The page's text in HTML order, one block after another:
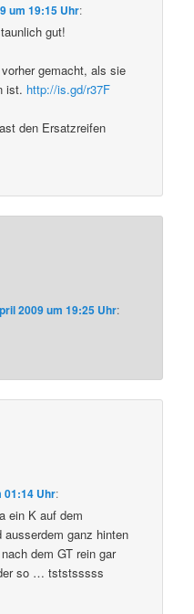
um 19:15 Uhr:
gut!
gemacht, als sie
ist. http://is.gd/r37F
den Ersatzreifen
2009 um 19:25 Uhr:
01:14 Uhr:
ein K auf dem
ausserdem ganz hinten
dem GT rein gar
so … tststsssss